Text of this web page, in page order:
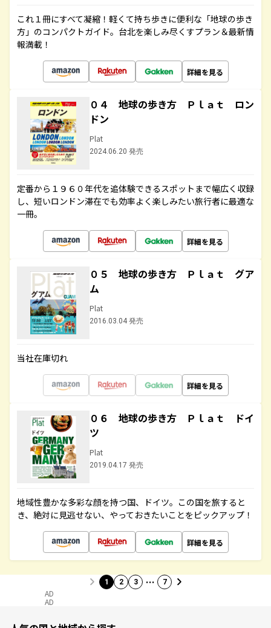
これ１冊にすべて凝縮！軽くて持ち歩きに便利な「地球の歩き
方」のコンパクトガイド。台北を楽しみ尽くすプラン＆最新情
報満載！
詳細を見る
０４ 地球の歩き方 Ｐｌａｔ ロン
ドン
Plat
2024.06.20 発売
定番から１９６０年代を追体験できるスポットまで幅広く収録
し、短いロンドン滞在でも効率よく楽しみたい旅行者に最適な
一冊。
詳細を見る
０５ 地球の歩き方 Ｐｌａｔ グア
ム
Plat
2016.03.04 発売
当社在庫切れ
詳細を見る
０６ 地球の歩き方 Ｐｌａｔ ドイ
ツ
Plat
2019.04.17 発売
地域性豊かな多彩な顔を持つ国、ドイツ。この国を旅すると
き、絶対に見逃せない、やっておきたいことをピックアップ！
詳細を見る
1 2 3 … 7
AD
AD